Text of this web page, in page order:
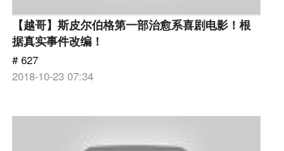
【越哥】斯皮尔伯格第一部治愈系喜剧电影！根
据真实事件改编！
# 627
2018-10-23 07:34